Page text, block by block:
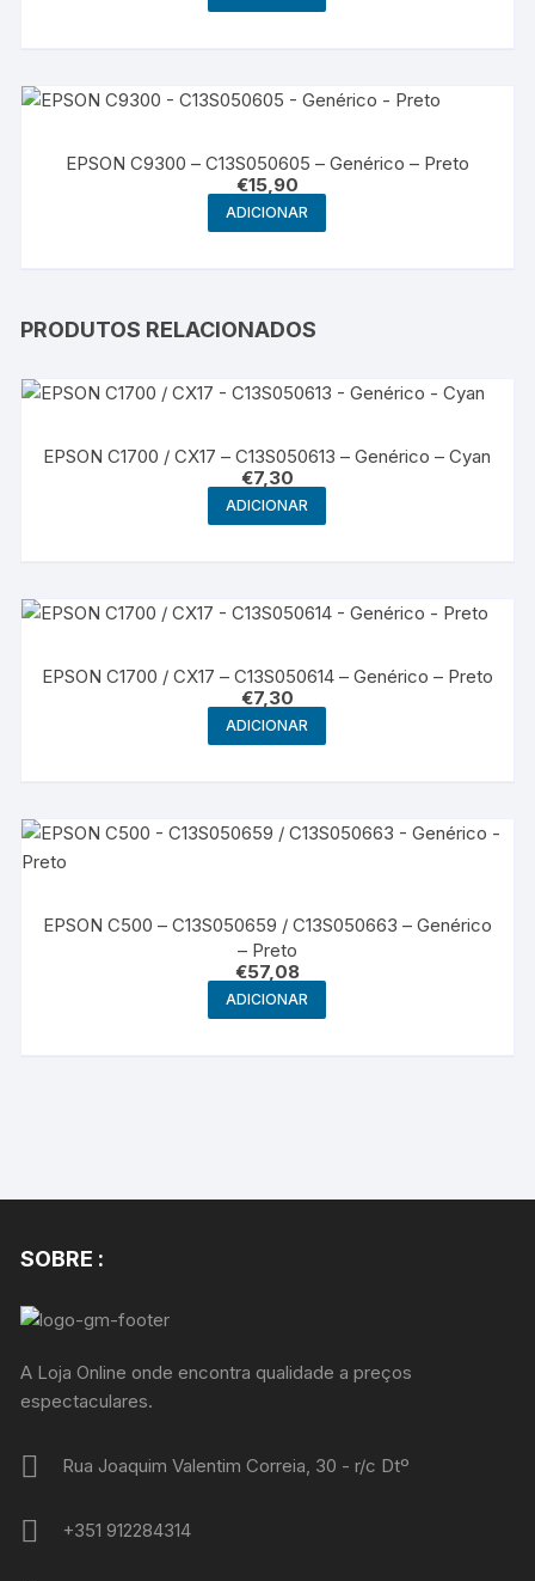
EPSON C9300 – C13S050605 – Genérico – Preto
€15,90
ADICIONAR
PRODUTOS RELACIONADOS
EPSON C1700 / CX17 – C13S050613 – Genérico – Cyan
€7,30
ADICIONAR
EPSON C1700 / CX17 – C13S050614 – Genérico – Preto
€7,30
ADICIONAR
EPSON C500 – C13S050659 / C13S050663 – Genérico
– Preto
€57,08
ADICIONAR
SOBRE :
A Loja Online onde encontra qualidade a preços
espectaculares.
Rua Joaquim Valentim Correia, 30 - r/c Dtº
+351 912284314